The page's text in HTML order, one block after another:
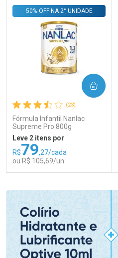
(23)
Fórmula Infantil Nanlac
Supreme Pro 800g
50% OFF NA 2° UNIDADE
Leve 2 itens por
R$79,27/cada
ou R$ 105,69/un
COMPRAR